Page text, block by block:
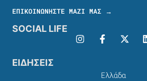
ΕΠΙΚΟΙΝΩΝΗΣΤΕ ΜΑΖΙ ΜΑΣ →
SOCIAL LIFE
ΕΙΔΗΣΕΙΣ
Ελλάδα